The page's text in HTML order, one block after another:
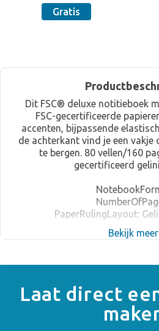
Gratis
Dit FSC® deluxe notitieboek
FSC-gecertificeerde
accenten, bijpassende
de achterkant vind je een
te bergen. 80 vellen/160
gecertificeerd
PaperRulingLayout:
Bekijk
Laat direct